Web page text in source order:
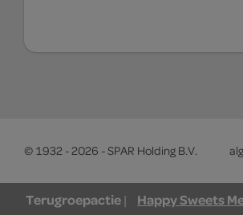
© 1932 - 2026 - SPAR Holding B.V.
Terugroepactie| Happy Sweets